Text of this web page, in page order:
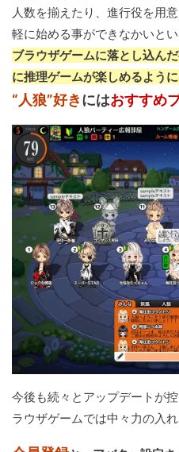
人数を揃えたり、進行役を用
軽に始める事ができなかいとい
ブラウザゲームに落とし込ん
に推理ゲームが楽しめるよう
“人狼”好きにはおすすめ
今後も続々とアップデートが
ラウザゲームでは中々力の入れ